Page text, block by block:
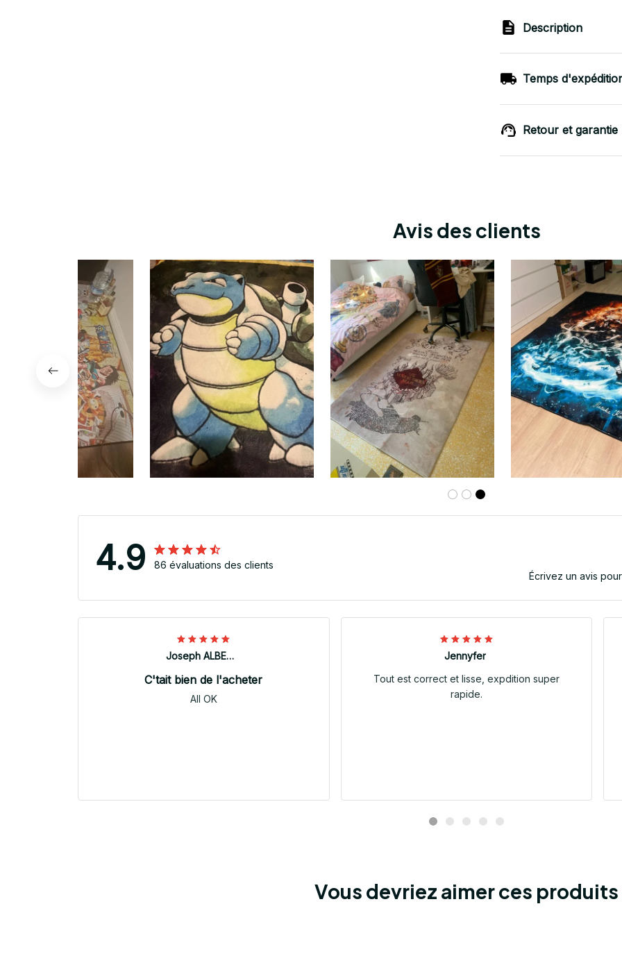
Description
Temps
Retour et garantie
Avis des clients
4.9
86 évaluations des clients
Écrivez un avis
Joseph ALBERTINI
C'tait bien de l'acheter
All OK
Jennyfer
Tout est correct et lisse, expdition super
rapide.
Vous devriez aimer ces produits